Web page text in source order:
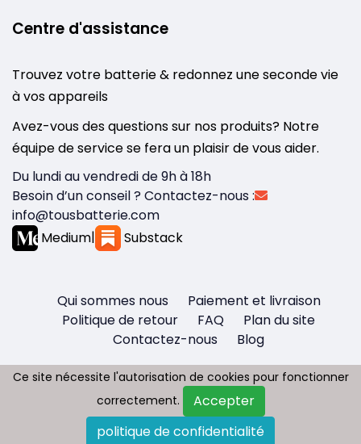
Centre d'assistance
Trouvez votre batterie & redonnez une seconde vie
à vos appareils
Avez-vous des questions sur nos produits? Notre
équipe de service se fera un plaisir de vous aider.
Du lundi au vendredi de 9h à 18h
Besoin d’un conseil ? Contactez-nous :
info@tousbatterie.com
Medium| Substack
Qui sommes nous
Paiement et livraison
Politique de retour
FAQ
Plan du site
Contactez-nous
Blog
Copyright © 2026 - Tous droit réservés
Tousbatterie.com
Ce site nécessite l'autorisation de cookies pour fonctionner
correctement.
Accepter
politique de confidentialité
Ce site nécessite l'autorisation de cookies pour fonctionner
correctement.
Accepter
politique de confidentialité